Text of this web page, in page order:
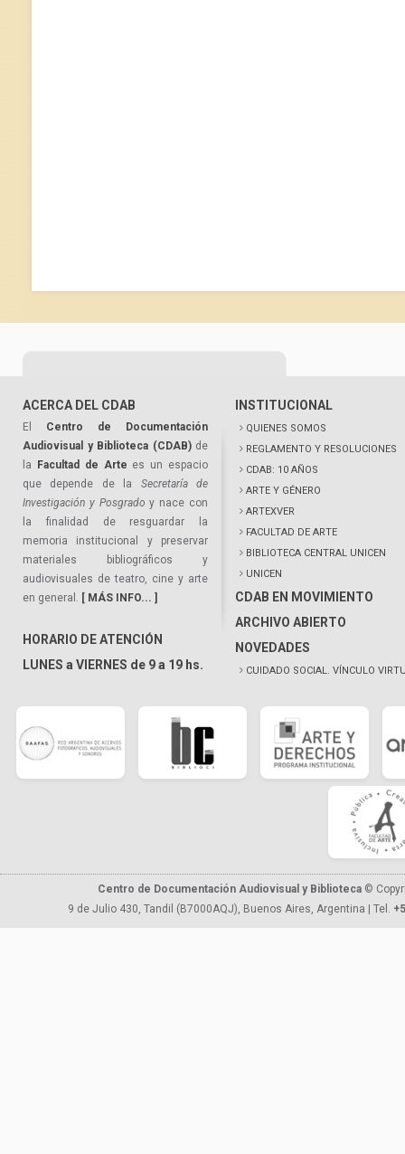
ACERCA DEL CDAB
El Centro de Documentación
Audiovisual y Biblioteca (CDAB)de
la
Facultad de Arte es un espacio
que depende de la Secretaría de
Investigación y Posgrado y nace con
la finalidad de resguardar la
memoria institucional y preservar
materiales bibliográficos y
audiovisuales de teatro, cine y arte
en general. [ MÁS INFO... ]
HORARIO DE ATENCIÓN
LUNES a VIERNES de 9 a 19 hs.
INSTITUCIONAL
QUIENES SOMOS
REGLAMENTO Y RESOLUCIONES
CDAB: 10 AÑOS
ARTE Y GÉNERO
ARTEXVER
FACULTAD DE ARTE
BIBLIOTECA CENTRAL UNICEN
UNICEN
CDAB EN MOVIMIENTO
ARCHIVO ABIERTO
NOVEDADES
CUIDADO SOCIAL. VÍNCULO
Centro de Documentación Audiovisual y Biblioteca ©
9 de Julio 430, Tandil (B7000AQJ), Buenos Aires, Argentina | Tel.